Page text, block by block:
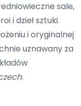
sale,
i dzieł sztuki.
i oryginalnej
uznawany za
.